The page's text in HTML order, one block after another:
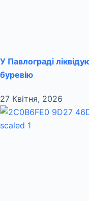
У Павлограді
буревію
27 Квітня, 2026